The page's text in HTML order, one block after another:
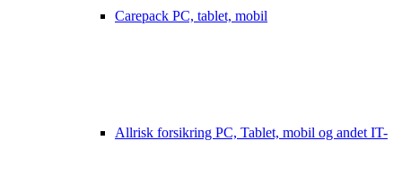
Carepack PC, tablet, mobil
Allrisk forsikring PC, Tablet, mobil og andet IT-